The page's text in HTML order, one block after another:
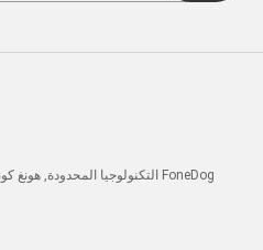
التكنولوجيا المحدودة, هونغ كونغ. كل الحقوق محفوظة.© 2016-2026 FoneDog